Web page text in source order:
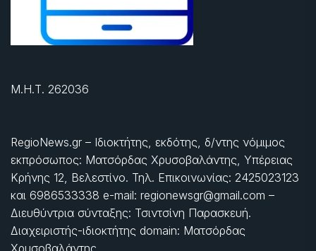
Μ.Η.Τ. 262036
RegioNews.gr – Ιδιοκτήτης, εκδότης, δ/ντης νόμιμος
εκπρόσωπος: Ματσόρδας Χρυσοβαλάντης, Υπέρειας
Κρήνης 12, Βελεστίνο. Τηλ. Επικοινωνίας: 2425023123
και 6986533338 e-mail: regionewsgr@gmail.com –
Διευθύντρια σύνταξης: Τσιντσίνη Παρασκευή.
Διαχειριστής-ιδιοκτήτης domain: Ματσόρδας
Χρυσοβαλάντης